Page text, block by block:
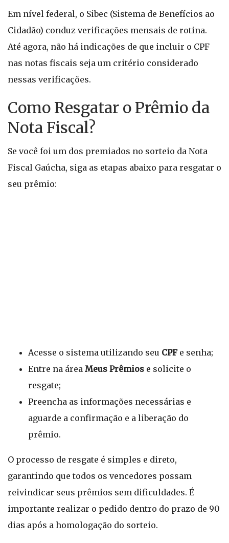
Em nível federal, o Sibec (Sistema de Benefícios ao
Cidadão) conduz verificações mensais de rotina.
Até agora, não há indicações de que incluir o CPF
nas notas fiscais seja um critério considerado
nessas verificações.
Como Resgatar o Prêmio da
Nota Fiscal?
Se você foi um dos premiados no sorteio da Nota
Fiscal Gaúcha, siga as etapas abaixo para resgatar o
seu prêmio:
Acesse o sistema utilizando seu CPFe senha;
Entre na área Meus Prêmios e solicite o
resgate;
Preencha as informações necessárias e
aguarde a confirmação e a liberação do
prêmio.
O processo de resgate é simples e direto,
garantindo que todos os vencedores possam
reivindicar seus prêmios sem dificuldades. É
importante realizar o pedido dentro do prazo de 90
dias após a homologação do sorteio.